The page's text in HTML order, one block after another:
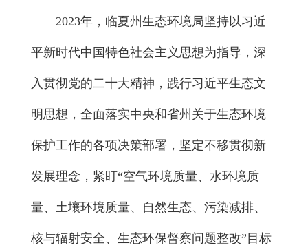
2023年，临夏州生态环境局坚持以习近
平新时代中国特色社会主义思想为指导，深
入贯彻党的二十大精神，践行习近平生态文
明思想，全面落实中央和省州关于生态环境
保护工作的各项决策部署，坚定不移贯彻新
发展理念，紧盯“空气环境质量、水环境质
量、土壤环境质量、自然生态、污染减排、
核与辐射安全、生态环保督察问题整改”目标